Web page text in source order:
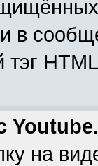
в
тэг
на